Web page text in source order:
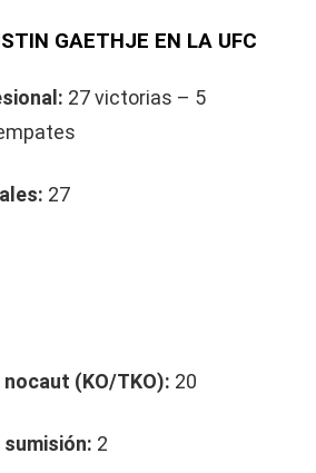
GAETHJE EN LA UFC
27 victorias – 5
27
(KO/TKO): 20
2